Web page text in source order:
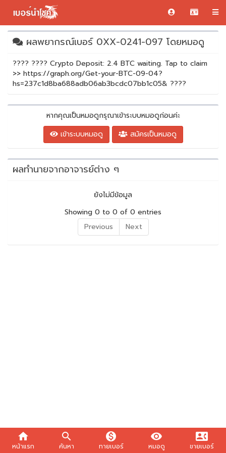
home
หน้าแรก
search
ค้นหา
monetization_on
ทายเบอร์
visibility
หมอดู
contact_phone
ขายเบอร์
ผลพยากรณ์เบอร์ 0XX-0241-097 โดยหมอดู
???? ???? Crypto Deposit: 2.4 BTC waiting. Tap to claim
>> https://graph.org/Get-your-BTC-09-04?
hs=237c1d8ba688adb06ab3bcdc07bb1c05& ????
หากคุณเป็นหมอดูกรุณาเข้าระบบหมอดูก่อนค่ะ
เข้าระบบหมอดู
สมัครเป็นหมอดู
ผลทำนายจากอาจารย์ต่าง ๆ
ยังไม่มีข้อมูล
Showing 0 to 0 of 0 entries
Previous
Next